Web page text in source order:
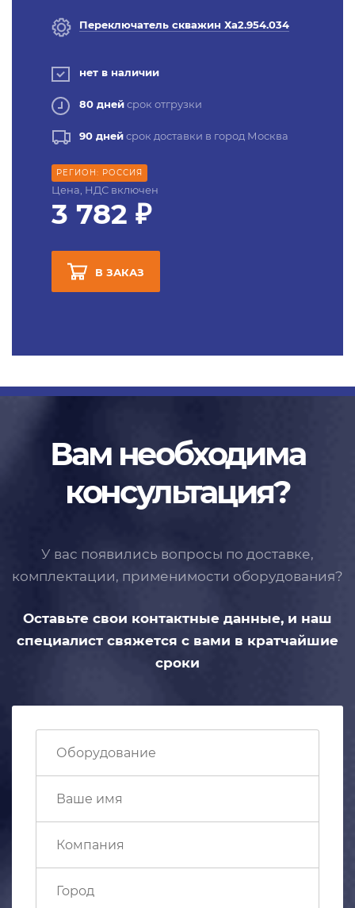
Переключатель скважин Ха2.954.034
нет в наличии
80 днейсрок отгрузки
90 днейсрок доставки в город Москва
РЕГИОН: РОССИЯ
Цена, НДС включен
3 782 ₽
В ЗАКАЗ
Вам необходима
консультация?
У вас появились вопросы по доставке,
комплектации, применимости оборудования?
Оставьте свои контактные данные, и наш
специалист свяжется с вами в кратчайшие
сроки